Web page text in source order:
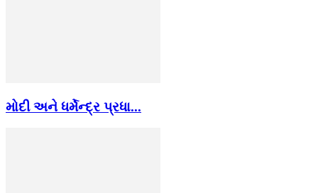
મોદી અને ધર્મેન્દ્ર પ્રધા...